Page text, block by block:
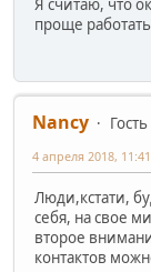
Я считаю, что
проще
Nancy
Гость
4 апреля 2018, 11:41
Люди,кстати,
себя, на свое
второе
контактов